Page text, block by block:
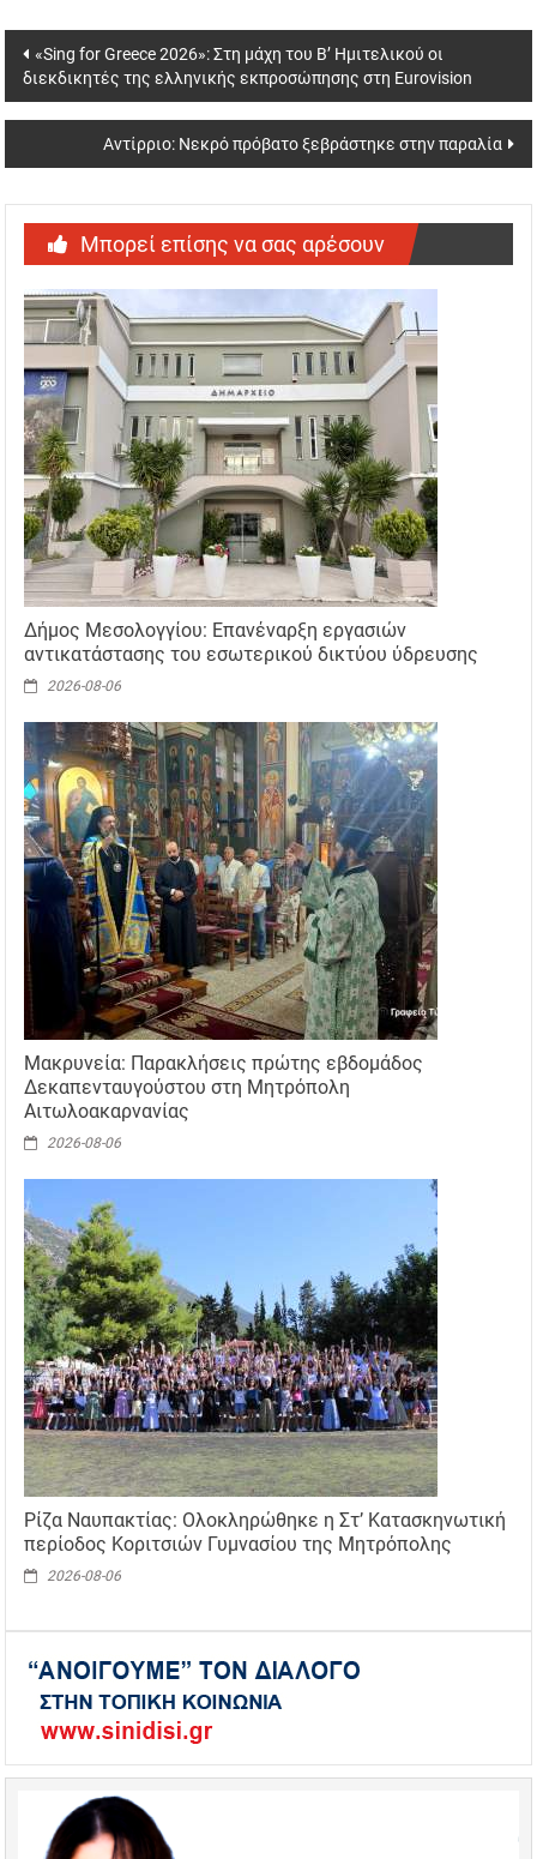
Post
navigation
«Sing for Greece 2026»: Στη μάχη του Β’ Ημιτελικού οι
διεκδικητές της ελληνικής εκπροσώπησης στη Eurovision
Αντίρριο: Νεκρό πρόβατο ξεβράστηκε στην παραλία
Μπορεί επίσης να σας αρέσουν
Δήμος Μεσολογγίου: Επανέναρξη εργασιών
αντικατάστασης του εσωτερικού δικτύου ύδρευσης
2026-08-06
Μακρυνεία: Παρακλήσεις πρώτης εβδομάδος
Δεκαπενταυγούστου στη Μητρόπολη
Αιτωλοακαρνανίας
2026-08-06
Ρίζα Ναυπακτίας: Ολοκληρώθηκε η Στ’ Κατασκηνωτική
περίοδος Κοριτσιών Γυμνασίου της Μητρόπολης
2026-08-06